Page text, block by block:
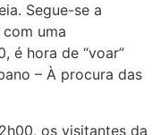
Segue-se a
uma
é hora de “voar”
– À procura das
os visitantes da